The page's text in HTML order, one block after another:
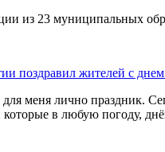
из 23 муниципальных
поздравил жителей с
меня лично праздник.
в любую погоду,